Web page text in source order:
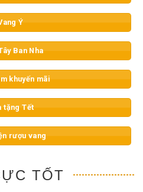
Ý
Ban Nha
khuyến mãi
tặng Tết
rượu vang
TỐT